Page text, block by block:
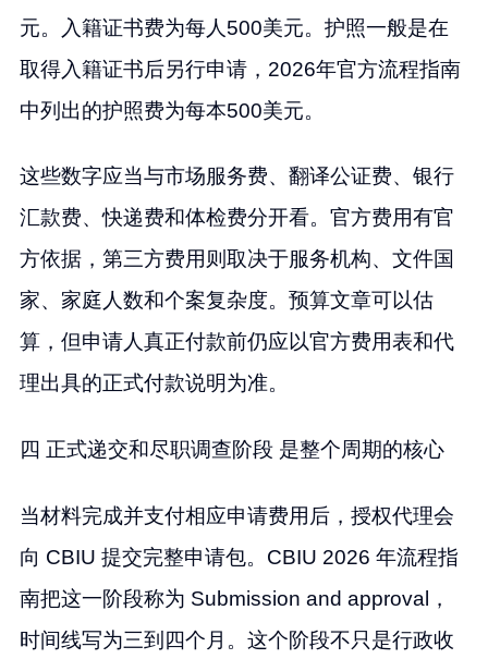
元。入籍证书费为每人500美元。护照一般是在
取得入籍证书后另行申请，2026年官方流程指南
中列出的护照费为每本500美元。
这些数字应当与市场服务费、翻译公证费、银行
汇款费、快递费和体检费分开看。官方费用有官
方依据，第三方费用则取决于服务机构、文件国
家、家庭人数和个案复杂度。预算文章可以估
算，但申请人真正付款前仍应以官方费用表和代
理出具的正式付款说明为准。
四 正式递交和尽职调查阶段 是整个周期的核心
当材料完成并支付相应申请费用后，授权代理会
向 CBIU 提交完整申请包。CBIU 2026 年流程指
南把这一阶段称为 Submission and approval，
时间线写为三到四个月。这个阶段不只是行政收